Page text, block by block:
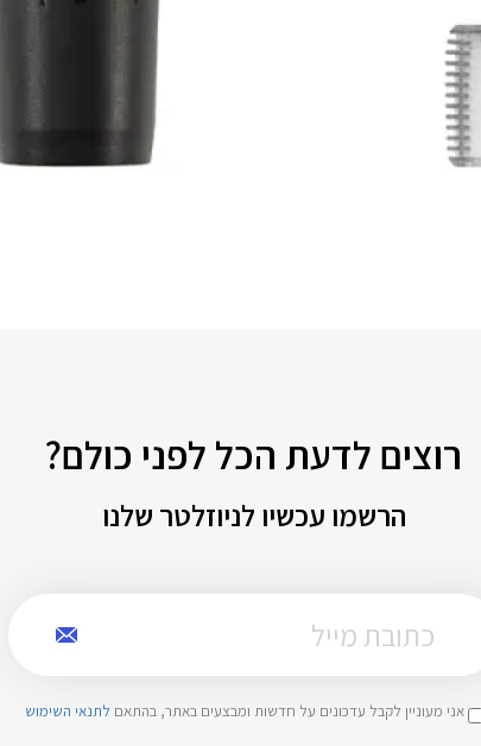
רוצים לדעת הכל לפני כולם?
הרשמו עכשיו לניוזלטר שלנו
אני מעוניין לקבל עדכונים על חדשות ומבצעים באתר, בהתאם לתנאי השימוש